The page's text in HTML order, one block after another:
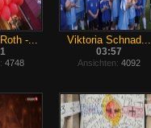
-...
4748
Viktoria Schnad...
03:57
Ansichten: 4092